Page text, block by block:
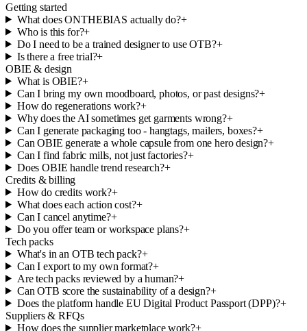
Getting started
What does ONTHEBIAS actually do?+
Who is this for?+
Do I need to be a trained designer to use OTB?+
Is there a free trial?+
OBIE & design
What is OBIE?+
Can I bring my own moodboard, photos, or past designs?+
How do regenerations work?+
Why does the AI sometimes get garments wrong?+
Can I generate packaging too - hangtags, mailers, boxes?+
Can OBIE generate a whole capsule from one hero design?+
Can I find fabric mills, not just factories?+
Does OBIE handle trend research?+
Credits & billing
How do credits work?+
What does each action cost?+
Can I cancel anytime?+
Do you offer team or workspace plans?+
Tech packs
What's in an OTB tech pack?+
Can I export to my own format?+
Are tech packs reviewed by a human?+
Can OTB score the sustainability of a design?+
Does the platform handle EU Digital Product Passport (DPP)?+
Suppliers & RFQs
How does the supplier marketplace work?+